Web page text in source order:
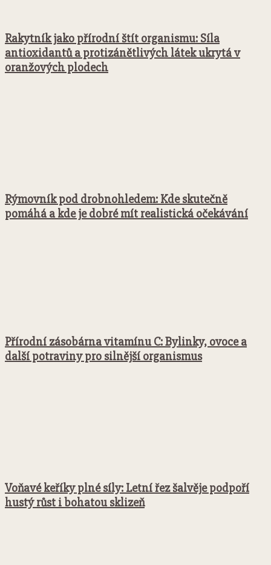
Rakytník jako přírodní štít organismu: Síla
antioxidantů a protizánětlivých látek ukrytá v
oranžových plodech
Rýmovník pod drobnohledem: Kde skutečně
pomáhá a kde je dobré mít realistická očekávání
Přírodní zásobárna vitamínu C: Bylinky, ovoce a
další potraviny pro silnější organismus
Voňavé keříky plné síly: Letní řez šalvěje podpoří
hustý růst i bohatou sklizeň